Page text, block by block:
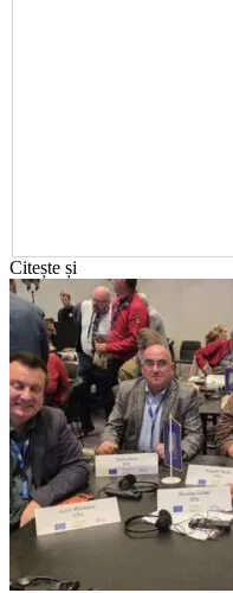
Citește și